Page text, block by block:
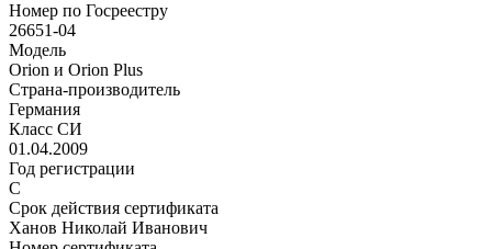
Номер по Госреестру
26651-04
Модель
Orion и Orion Plus
Страна-производитель
Германия
Класс СИ
01.04.2009
Год регистрации
С
Срок действия сертификата
Ханов Николай Иванович